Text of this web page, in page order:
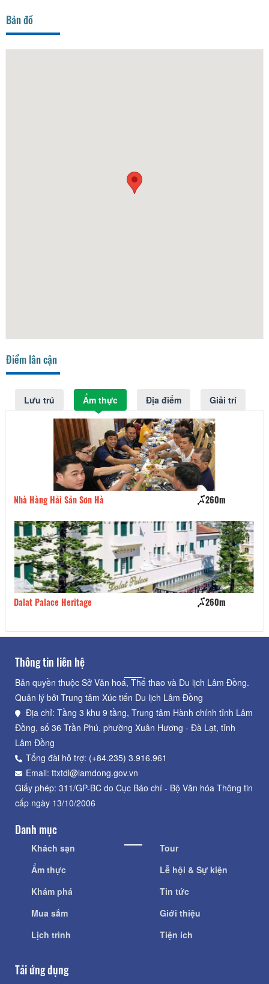
Bản đồ
Điểm lân cận
Lưu trú Ẩm thực Địa điểm Giải trí
Nhà Hàng Hải Sản Sơn Hà 260m
Dalat Palace Heritage 260m
Thông tin liên hệ
Bản quyền thuộc Sở Văn hoá, Thể thao và Du lịch Lâm Đồng.
Quản lý bởi Trung tâm Xúc tiến Du lịch Lâm Đồng
Địa chỉ: Tầng 3 khu 9 tầng, Trung tâm Hành chính tỉnh Lâm
Đồng, số 36 Trần Phú, phường Xuân Hương - Đà Lạt, tỉnh
Lâm Đồng
Tổng đài hỗ trợ: (+84.235) 3.916.961
Email: ttxtdl@lamdong.gov.vn
Giấy phép: 311/GP-BC do Cục Báo chí - Bộ Văn hóa Thông tin
cấp ngày 13/10/2006
Danh mục
Khách sạn
Ẩm thực
Khám phá
Mua sắm
Lịch trình
Tour
Lễ hội & Sự kiện
Tin tức
Giới thiệu
Tiện ích
Tải ứng dụng